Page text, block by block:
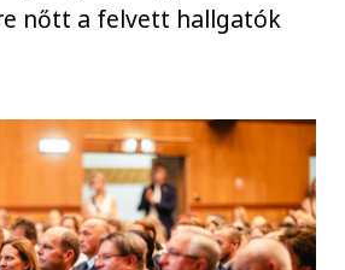
nőtt a felvett hallgatók